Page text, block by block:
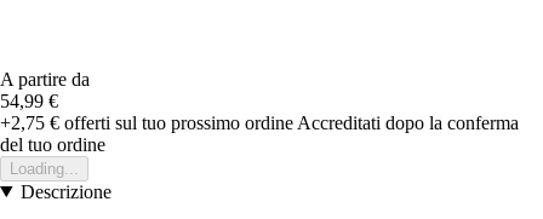
A partire da
54,99 €
+2,75 € offerti sul tuo prossimo ordine Accreditati dopo la conferma
del tuo ordine
Loading...
Descrizione